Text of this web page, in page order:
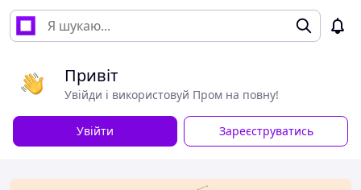
Привіт
Увійди і використовуй Пром на повну!
Увійти Зареєструватись